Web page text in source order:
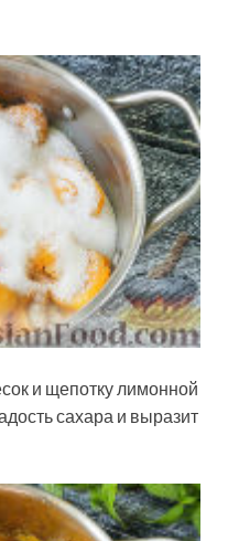
и щепотку лимонной
сахара и выразит